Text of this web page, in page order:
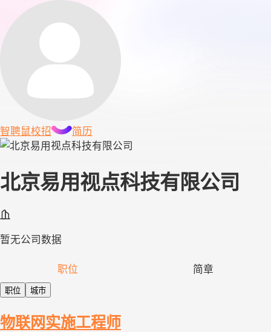
智聘鼠校招 简历
北京易用视点科技有限公司
暂无公司数据
职位 简章
职位 城市
物联网实施工程师